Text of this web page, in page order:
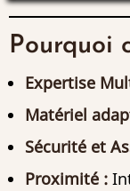
Pourquoi
Expertise
Matériel
Sécurité et
Proximité :